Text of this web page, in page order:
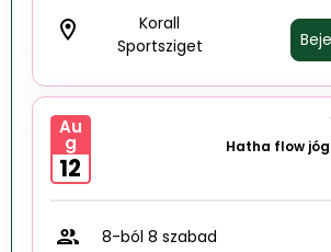
room
Korall
Sportsziget
Hatha flow
Au
g
12
group 8-ból 8 szabad